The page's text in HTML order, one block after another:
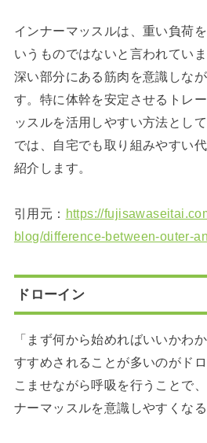
インナーマッスルは、重い負荷
いうものではないと言われてい
深い部分にある筋肉を意識しな
す。特に体幹を安定させるトレ
ッスルを活用しやすい方法とし
では、自宅でも取り組みやすい
紹介します。
引用元： https://
blog/difference-between-outer-
ドローイン
「まず何から始めればいいかわ
すすめされることが多いのがド
こませながら呼吸を行うことで
ナーマッスルを意識しやすくな